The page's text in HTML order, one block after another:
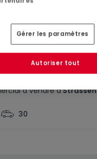
à vendre àStrassen
€
30
Gérer les paramètres
Autoriser tout